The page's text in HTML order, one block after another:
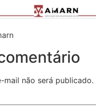
mail não será publicado.